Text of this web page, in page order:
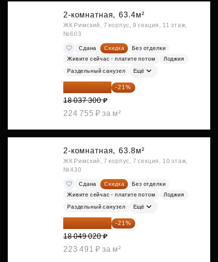
2-комнатная, 63.4м²
ЖК Римский, 7 корпус, 9 секция, 11 этаж,
№603
Сдана Скидка
Без отделки
Живите сейчас - платите потом
Лоджия
Раздельный санузел Ещё
14 249 467 ₽ -21%
18 037 300 ₽
224 755 ₽ за м²
2-комнатная, 63.8м²
ЖК Римский, 7 корпус, 7 секция, 10 этаж,
№430
Сдана Скидка
Без отделки
Живите сейчас - платите потом
Лоджия
Раздельный санузел Ещё
14 258 726 ₽ -21%
18 049 020 ₽
223 491 ₽ за м²